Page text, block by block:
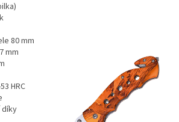
80 mm
mm
HRC
díky